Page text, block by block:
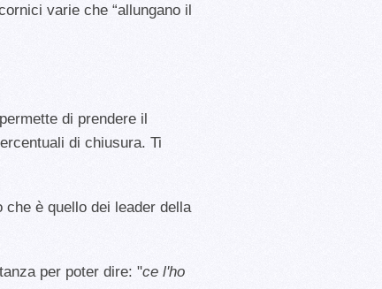
varie che “allungano il
di prendere il
di chiusura. Ti
è quello dei leader della
per poter dire: "ce l'ho